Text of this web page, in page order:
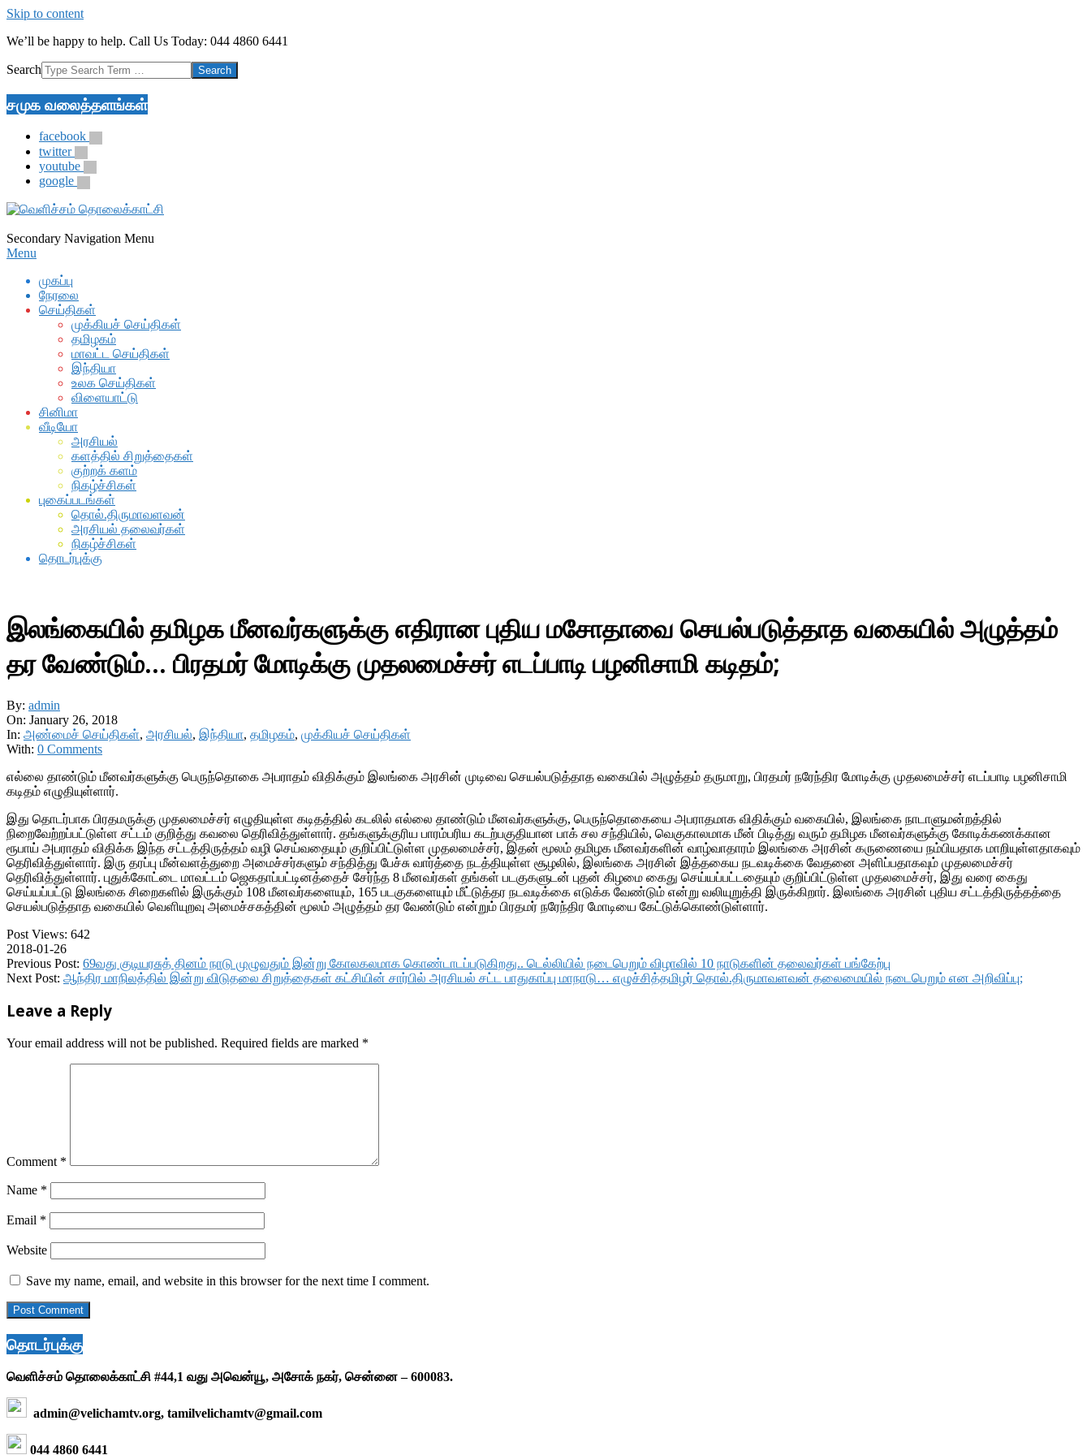
Skip to content
We’ll be happy to help. Call Us Today: 044 4860 6441
Search
சமுக வலைத்தளங்கள்
facebook
twitter
youtube
google
Secondary Navigation Menu
Menu
முகப்பு
நேரலை
செய்திகள்
முக்கியச் செய்திகள்
தமிழகம்
மாவட்ட செய்திகள்
இந்தியா
உலக செய்திகள்
விளையாட்டு
சினிமா
வீடியோ
அரசியல்
களத்தில் சிறுத்தைகள்
குற்றக் களம்
நிகழ்ச்சிகள்
புகைப்படங்கள்
தொல்.திருமாவளவன்
அரசியல் தலைவர்கள்
நிகழ்ச்சிகள்
தொடர்புக்கு
இலங்கையில் தமிழக மீனவர்களுக்கு எதிரான புதிய மசோதாவை செயல்படுத்தாத வகையில் அழுத்தம்
தர வேண்டும்… பிரதமர் மோடிக்கு முதலமைச்சர் எடப்பாடி பழனிசாமி கடிதம்;
By: admin
On: January 26, 2018
In: அண்மைச் செய்திகள், அரசியல், இந்தியா, தமிழகம், முக்கியச் செய்திகள்
With: 0 Comments
எல்லை தாண்டும் மீனவர்களுக்கு பெருந்தொகை அபராதம் விதிக்கும் இலங்கை அரசின் முடிவை செயல்படுத்தாத வகையில் அழுத்தம் தருமாறு, பிரதமர் நரேந்திர மோடிக்கு முதலமைச்சர் எடப்பாடி பழனிசாமி
கடிதம் எழுதியுள்ளார்.
இது தொடர்பாக பிரதமருக்கு முதலமைச்சர் எழுதியுள்ள கடிதத்தில் கடலில் எல்லை தாண்டும் மீனவர்களுக்கு, பெருந்தொகையை அபராதமாக விதிக்கும் வகையில், இலங்கை நாடாளுமன்றத்தில்
நிறைவேற்றப்பட்டுள்ள சட்டம் குறித்து கவலை தெரிவித்துள்ளார். தங்களுக்குரிய பாரம்பரிய கடற்பகுதியான பாக் சல சந்தியில், வெகுகாலமாக மீன் பிடித்து வரும் தமிழக மீனவர்களுக்கு கோடிக்கணக்கான
ரூபாய் அபராதம் விதிக்க இந்த சட்டத்திருத்தம் வழி செய்வதையும் குறிப்பிட்டுள்ள முதலமைச்சர், இதன் மூலம் தமிழக மீனவர்களின் வாழ்வாதாரம் இலங்கை அரசின் கருணையை நம்பியதாக மாறியுள்ளதாகவும்
தெரிவித்துள்ளார். இரு தரப்பு மீன்வளத்துறை அமைச்சர்களும் சந்தித்து பேச்சு வார்த்தை நடத்தியுள்ள சூழலில், இலங்கை அரசின் இத்தகைய நடவடிக்கை வேதனை அளிப்பதாகவும் முதலமைச்சர்
தெரிவித்துள்ளார். புதுக்கோட்டை மாவட்டம் ஜெகதாப்பட்டினத்தைச் சேர்ந்த 8 மீனவர்கள் தங்கள் படகுகளுடன் புதன் கிழமை கைது செய்யப்பட்டதையும் குறிப்பிட்டுள்ள முதலமைச்சர், இது வரை கைது
செய்யப்பட்டு இலங்கை சிறைகளில் இருக்கும் 108 மீனவர்களையும், 165 படகுகளையும் மீட்டுத்தர நடவடிக்கை எடுக்க வேண்டும் என்று வலியுறுத்தி இருக்கிறார். இலங்கை அரசின் புதிய சட்டத்திருத்தத்தை
செயல்படுத்தாத வகையில் வெளியுறவு அமைச்சகத்தின் மூலம் அழுத்தம் தர வேண்டும் என்றும் பிரதமர் நரேந்திர மோடியை கேட்டுக்கொண்டுள்ளார்.
Post Views: 642
2018-01-26
Previous Post: 69வது குடியரசுத் தினம் நாடு முழுவதும் இன்று கோலகலமாக கொண்டாடப்படுகிறது.. டெல்லியில் நடைபெறும் விழாவில் 10 நாடுகளின் தலைவர்கள் பங்கேற்பு
Next Post: ஆந்திர மாநிலத்தில் இன்று விடுதலை சிறுத்தைகள் கட்சியின் சார்பில் அரசியல் சட்ட பாதுகாப்பு மாநாடு… எழுச்சித்தமிழர் தொல்.திருமாவளவன் தலைமையில் நடைபெறும் என அறிவிப்பு;
Leave a Reply
Your email address will not be published. Required fields are marked *
Comment *
Name *
Email *
Website
Save my name, email, and website in this browser for the next time I comment.
தொடர்புக்கு
வெளிச்சம் தொலைக்காட்சி #44,1 வது அவென்யூ, அசோக் நகர், சென்னை – 600083.
admin@velichamtv.org, tamilvelichamtv@gmail.com
044 4860 6441